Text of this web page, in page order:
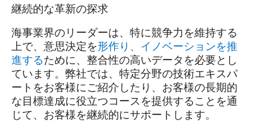
継続的な革新の探求
海事業界のリーダーは、特に競争力を維持する
上で、意思決定を形作り、イノベーションを推
進するために、整合性の高いデータを必要とし
ています。弊社では、特定分野の技術エキスパ
ートをお客様にご紹介したり、お客様の長期的
な目標達成に役立つコースを提供することを通
じて、お客様を継続的にサポートします。